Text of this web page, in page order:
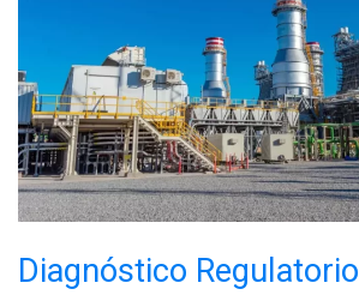
Diagnóstico Regulatorio